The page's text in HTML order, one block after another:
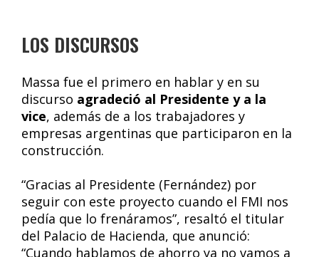
LOS DISCURSOS
Massa fue el primero en hablar y en su
discurso agradeció al Presidente y a la
vice, además de a los trabajadores y
empresas argentinas que participaron en la
construcción.
“Gracias al Presidente (Fernández) por
seguir con este proyecto cuando el FMI nos
pedía que lo frenáramos”, resaltó el titular
del Palacio de Hacienda, que anunció:
“Cuando hablamos de ahorro ya no vamos a